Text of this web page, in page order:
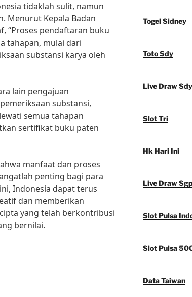
tidaklah sulit, namun
Menurut Kepala Badan
“Proses pendaftaran buku
tahapan, mulai dari
substansi karya oleh
lain pengajuan
substansi,
semua tahapan
sertifikat buku paten
manfaat dan proses
penting bagi para
Indonesia dapat terus
dan memberikan
yang telah berkontribusi
bernilai.
Togel Sidney
Toto Sdy
Live Draw Sdy
Slot Tri
Hk Hari Ini
Live Draw
Slot Pulsa
Slot Pulsa
Data Taiwan